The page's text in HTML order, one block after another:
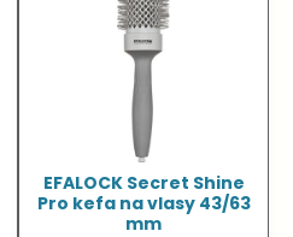
EFALOCK Secret Shine
Pro kefa na vlasy 43/63
mm